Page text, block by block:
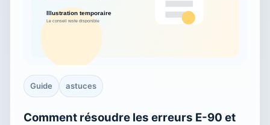
Guide astuces
Comment résoudre les erreurs E-90 et